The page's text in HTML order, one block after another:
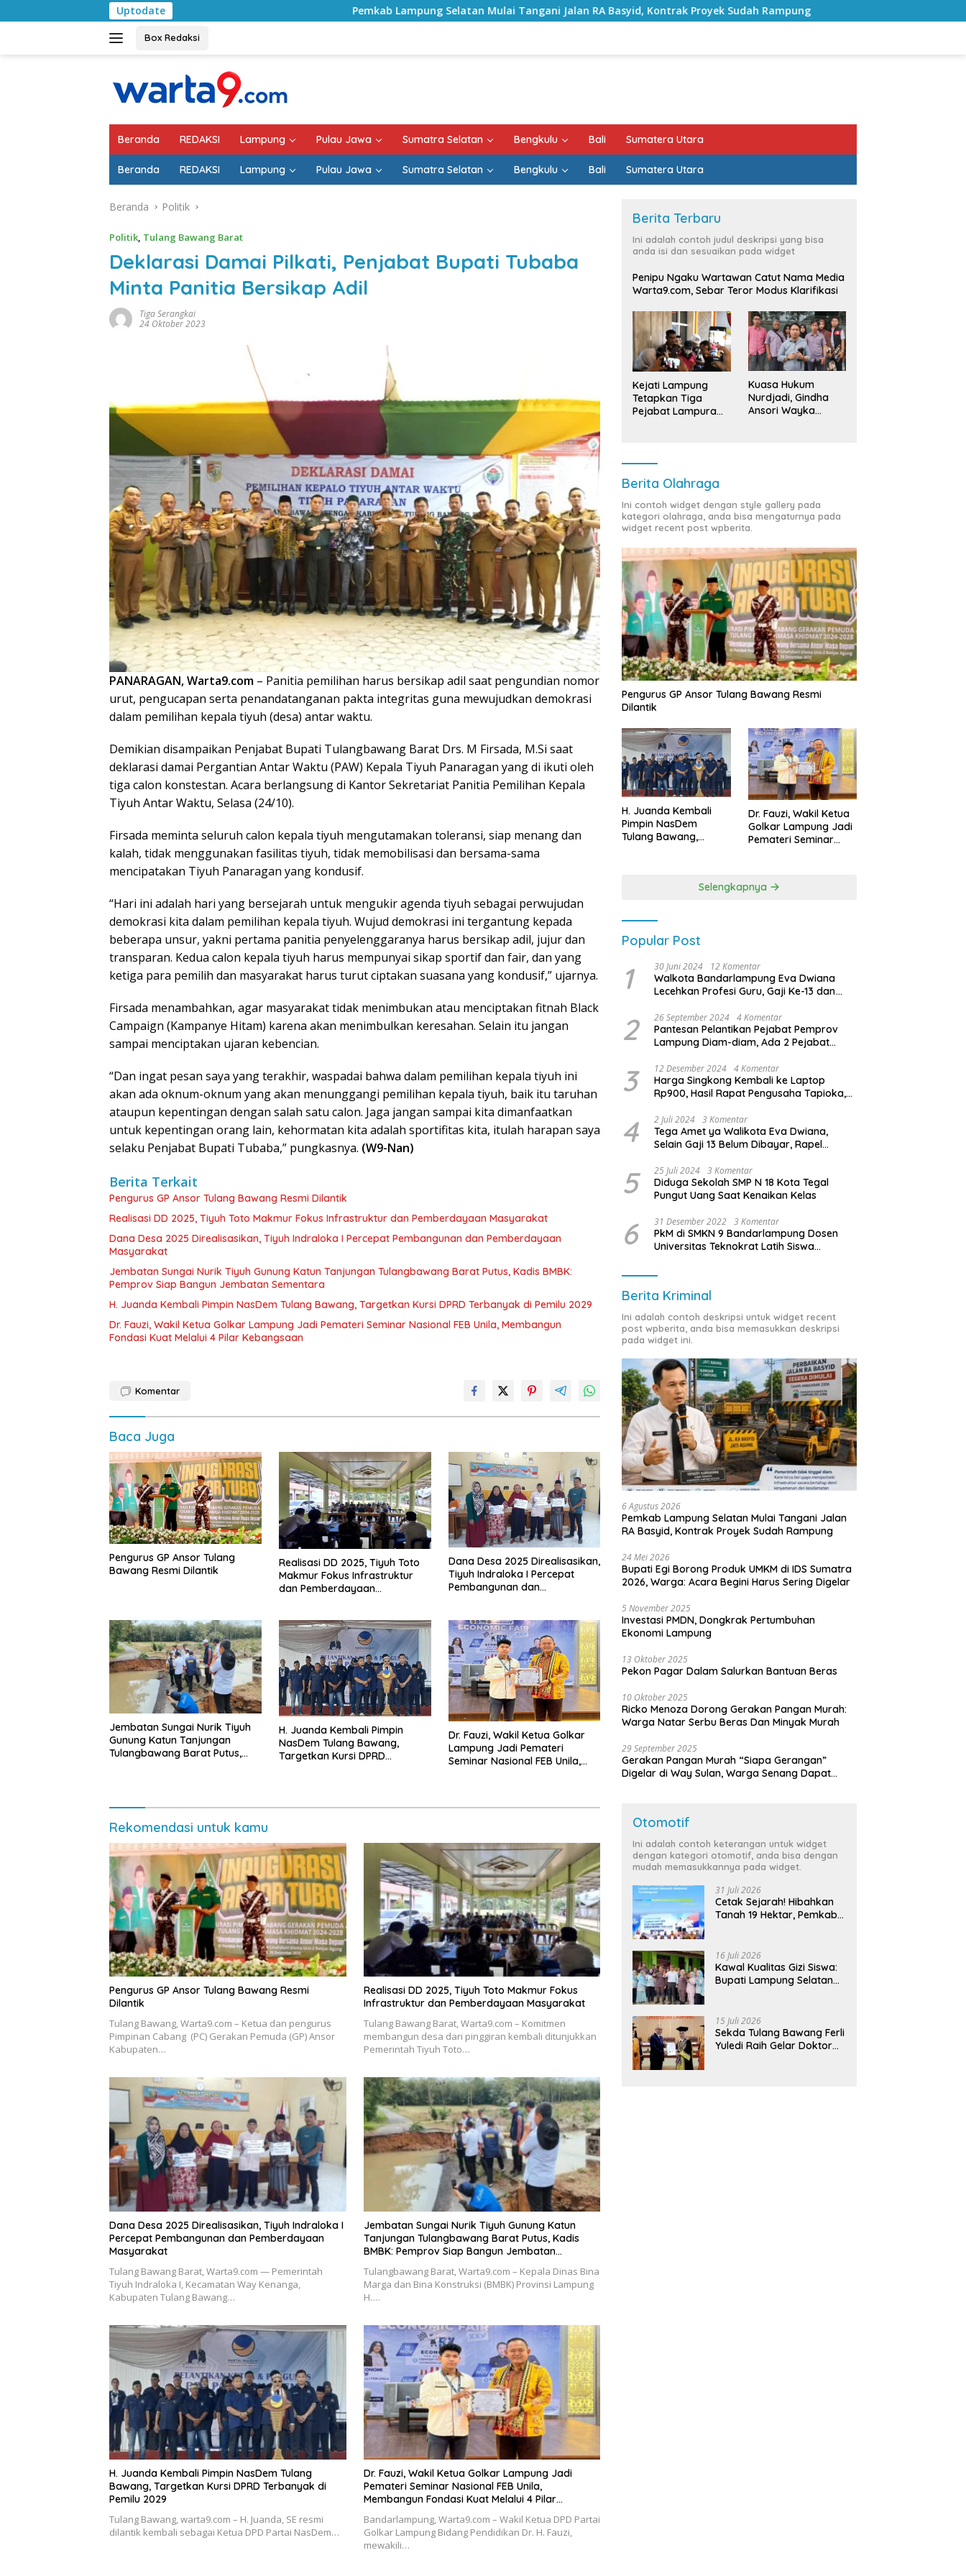
ke
Uptodate Pemkab Lampung Selatan Mulai Tangani Jalan RA Basyid, Kontrak Proyek Sudah Rampung Bulan Kemerdekaan, Bupati Lampung
Box Redaksi
Beranda REDAKSI Lampung Pulau Jawa Sumatra Selatan Bengkulu Bali Sumatera Utara
Beranda REDAKSI Lampung Pulau Jawa Sumatra Selatan Bengkulu Bali Sumatera Utara
Beranda Politik
Politik, Tulang Bawang Barat
Deklarasi Damai Pilkati, Penjabat Bupati Tubaba
Minta Panitia Bersikap Adil
Tiga Serangkai
24 Oktober 2023
PANARAGAN, Warta9.com – Panitia pemilihan harus bersikap adil saat pengundian nomor
urut, pengucapan serta penandatanganan pakta integritas guna mewujudkan demokrasi
dalam pemilihan kepala tiyuh (desa) antar waktu.
Demikian disampaikan Penjabat Bupati Tulangbawang Barat Drs. M Firsada, M.Si saat
deklarasi damai Pergantian Antar Waktu (PAW) Kepala Tiyuh Panaragan yang di ikuti oleh
tiga calon konstestan. Acara berlangsung di Kantor Sekretariat Panitia Pemilihan Kepala
Tiyuh Antar Waktu, Selasa (24/10).
Firsada meminta seluruh calon kepala tiyuh mengutamakan toleransi, siap menang dan
kalah, tidak menggunakan fasilitas tiyuh, tidak memobilisasi dan bersama-sama
mencipatakan Tiyuh Panaragan yang kondusif.
“Hari ini adalah hari yang bersejarah untuk mengukir agenda tiyuh sebagai perwujudan
demokrasi kita dalam pemilihan kepala tiyuh. Wujud demokrasi ini tergantung kepada
beberapa unsur, yakni pertama panitia penyelenggaranya harus bersikap adil, jujur dan
transparan. Kedua calon kepala tiyuh harus mempunyai sikap sportif dan fair, dan yang
ketiga para pemilih dan masyarakat harus turut ciptakan suasana yang kondusif,” ujarnya.
Firsada menambahkan, agar masyarakat tidak menimbukan atau menciptakan fitnah Black
Campaign (Kampanye Hitam) karena akan menimbulkan keresahan. Selain itu jangan
sampai menciptakan ujaran kebencian.
“Dan ingat pesan saya yang terakhir, waspadai bahwa dalam pemilihan kepala tiyuh ini
akan ada oknum-oknum yang akan menunggangi pemilihan kepala tiyuh, baik itu taruhan
ataupun kepentingan dengan salah satu calon. Jaga jangan sampai kita dimanfaatkan
untuk kepentingan orang lain, kehormatan kita adalah sportifitas kita, itulah harapan saya
selaku Penjabat Bupati Tubaba,” pungkasnya. (W9-Nan)
Berita Terkait
Pengurus GP Ansor Tulang Bawang Resmi Dilantik
Realisasi DD 2025, Tiyuh Toto Makmur Fokus Infrastruktur dan Pemberdayaan Masyarakat
Dana Desa 2025 Direalisasikan, Tiyuh Indraloka I Percepat Pembangunan dan Pemberdayaan
Masyarakat
Jembatan Sungai Nurik Tiyuh Gunung Katun Tanjungan Tulangbawang Barat Putus, Kadis BMBK:
Pemprov Siap Bangun Jembatan Sementara
H. Juanda Kembali Pimpin NasDem Tulang Bawang, Targetkan Kursi DPRD Terbanyak di Pemilu 2029
Dr. Fauzi, Wakil Ketua Golkar Lampung Jadi Pemateri Seminar Nasional FEB Unila, Membangun
Fondasi Kuat Melalui 4 Pilar Kebangsaan
Komentar
Baca Juga
Pengurus GP Ansor Tulang
Bawang Resmi Dilantik
Realisasi DD 2025, Tiyuh Toto
Makmur Fokus Infrastruktur
dan Pemberdayaan
Dana Desa 2025 Direalisasikan,
Tiyuh Indraloka I Percepat
Pembangunan dan
Jembatan Sungai Nurik Tiyuh
Gunung Katun Tanjungan
Tulangbawang Barat Putus,
H. Juanda Kembali Pimpin
NasDem Tulang Bawang,
Targetkan Kursi DPRD
Dr. Fauzi, Wakil Ketua Golkar
Lampung Jadi Pemateri
Seminar Nasional FEB Unila,
Rekomendasi untuk kamu
Pengurus GP Ansor Tulang Bawang Resmi
Dilantik
Tulang Bawang, Warta9.com – Ketua dan pengurus
Pimpinan Cabang (PC) Gerakan Pemuda (GP) Ansor
Kabupaten…
Realisasi DD 2025, Tiyuh Toto Makmur Fokus
Infrastruktur dan Pemberdayaan Masyarakat
Tulang Bawang Barat, Warta9.com – Komitmen
membangun desa dari pinggiran kembali ditunjukkan
Pemerintah Tiyuh Toto…
Dana Desa 2025 Direalisasikan, Tiyuh Indraloka I
Percepat Pembangunan dan Pemberdayaan
Masyarakat
Tulang Bawang Barat, Warta9.com — Pemerintah
Tiyuh Indraloka I, Kecamatan Way Kenanga,
Kabupaten Tulang Bawang…
Jembatan Sungai Nurik Tiyuh Gunung Katun
Tanjungan Tulangbawang Barat Putus, Kadis
BMBK: Pemprov Siap Bangun Jembatan
Tulangbawang Barat, Warta9.com – Kepala Dinas Bina
Marga dan Bina Konstruksi (BMBK) Provinsi Lampung
H….
H. Juanda Kembali Pimpin NasDem Tulang
Bawang, Targetkan Kursi DPRD Terbanyak di
Pemilu 2029
Tulang Bawang, warta9.com – H. Juanda, SE resmi
dilantik kembali sebagai Ketua DPD Partai NasDem…
Dr. Fauzi, Wakil Ketua Golkar Lampung Jadi
Pemateri Seminar Nasional FEB Unila,
Membangun Fondasi Kuat Melalui 4 Pilar
Bandarlampung, Warta9.com – Wakil Ketua DPD Partai
Golkar Lampung Bidang Pendidikan Dr. H. Fauzi,
mewakili…
Berita Terbaru
Ini adalah contoh judul deskripsi yang bisa
anda isi dan sesuaikan pada widget
Penipu Ngaku Wartawan Catut Nama Media
Warta9.com, Sebar Teror Modus Klarifikasi
Kejati Lampung
Tetapkan Tiga
Pejabat Lampura
Kuasa Hukum
Nurdjadi, Gindha
Ansori Wayka
Berita Olahraga
Ini contoh widget dengan style gallery pada
kategori olahraga, anda bisa mengaturnya pada
widget recent post wpberita.
Pengurus GP Ansor Tulang Bawang Resmi
Dilantik
H. Juanda Kembali
Pimpin NasDem
Tulang Bawang,
Dr. Fauzi, Wakil Ketua
Golkar Lampung Jadi
Pemateri Seminar
Kebangsaan
Selengkapnya
Popular Post
1 30 Juni 2024 12 Komentar
Walkota Bandarlampung Eva Dwiana
Lecehkan Profesi Guru, Gaji Ke-13 dan
2 26 September 2024 4 Komentar
Pantesan Pelantikan Pejabat Pemprov
Lampung Diam-diam, Ada 2 Pejabat
3 12 Desember 2024 4 Komentar
Harga Singkong Kembali ke Laptop
Rp900, Hasil Rapat Pengusaha Tapioka,
Lampung
4 2 Juli 2024 3 Komentar
Tega Amet ya Walikota Eva Dwiana,
Selain Gaji 13 Belum Dibayar, Rapel
Dibayar
5 25 Juli 2024 3 Komentar
Diduga Sekolah SMP N 18 Kota Tegal
Pungut Uang Saat Kenaikan Kelas
6 31 Desember 2022 3 Komentar
PkM di SMKN 9 Bandarlampung Dosen
Universitas Teknokrat Latih Siswa
Berita Kriminal
Ini adalah contoh deskripsi untuk widget recent
post wpberita, anda bisa memasukkan deskripsi
pada widget ini.
6 Agustus 2026
Pemkab Lampung Selatan Mulai Tangani Jalan
RA Basyid, Kontrak Proyek Sudah Rampung
24 Mei 2026
Bupati Egi Borong Produk UMKM di IDS Sumatra
2026, Warga: Acara Begini Harus Sering Digelar
5 November 2025
Investasi PMDN, Dongkrak Pertumbuhan
Ekonomi Lampung
13 Oktober 2025
Pekon Pagar Dalam Salurkan Bantuan Beras
10 Oktober 2025
Ricko Menoza Dorong Gerakan Pangan Murah:
Warga Natar Serbu Beras Dan Minyak Murah
29 September 2025
Gerakan Pangan Murah “Siapa Gerangan”
Digelar di Way Sulan, Warga Senang Dapat
Otomotif
Ini adalah contoh keterangan untuk widget
dengan kategori otomotif, anda bisa dengan
mudah memasukkannya pada widget.
31 Juli 2026
Cetak Sejarah! Hibahkan
Tanah 19 Hektar, Pemkab
Terintegrasi Pertama di
Lampung
16 Juli 2026
Kawal Kualitas Gizi Siswa:
Bupati Lampung Selatan
Bergizi Gratis di Natar
15 Juli 2026
Sekda Tulang Bawang Ferli
Yuledi Raih Gelar Doktor